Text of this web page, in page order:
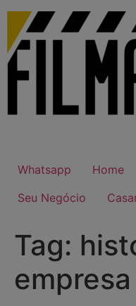
para
conteúdo
Whatsapp Home
Seu Negócio
Tag:
empresa